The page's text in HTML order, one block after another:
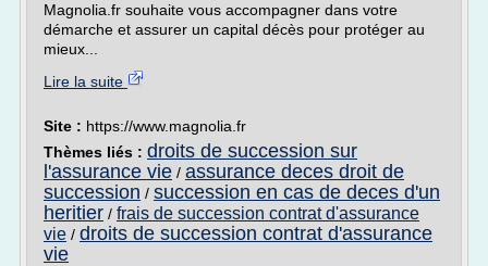
Magnolia.fr souhaite vous accompagner dans votre
démarche et assurer un capital décès pour protéger au
mieux...
Lire la suite
Site : https://www.magnolia.fr
Thèmes liés : droits de succession sur
l'assurance vie / assurance deces droit de
succession / succession en cas de deces d'un
heritier / frais de succession contrat d'assurance
vie / droits de succession contrat d'assurance
vie